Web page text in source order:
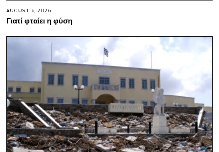
AUGUST 6, 2026
Γιατί φταίει η φύση